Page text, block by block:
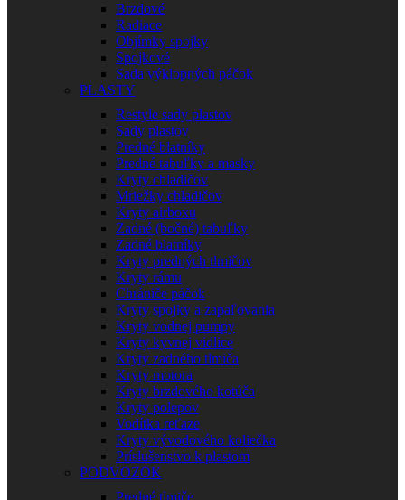
Brzdové
Radiace
Objímky spojky
Spojkové
Sada výklopných páčok
PLASTY
Restyle sady plastov
Sady plastov
Predné blatníky
Predné tabuľky a masky
Kryty chladičov
Mriežky chladičov
Kryty airboxu
Zadné (bočné) tabuľky
Zadné blatníky
Kryty predných tlmičov
Kryty rámu
Chrániče páčok
Kryty spojky a zapaľovania
Kryty vodnej pumpy
Kryty kyvnej vidlice
Kryty zadného tlmiča
Kryty motora
Kryty brzdového kotúča
Kryty polepov
Vodítka reťaze
Kryty vývodového koliečka
Príslušenstvo k plastom
PODVOZOK